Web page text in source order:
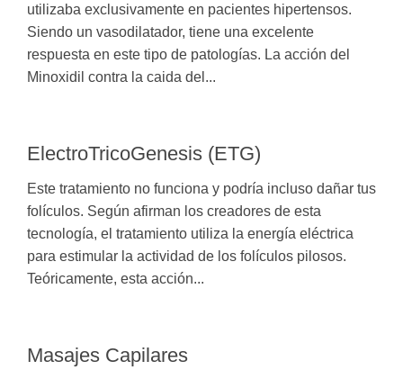
utilizaba exclusivamente en pacientes hipertensos.
Siendo un vasodilatador, tiene una excelente
respuesta en este tipo de patologías. La acción del
Minoxidil contra la caida del...
ElectroTricoGenesis (ETG)
Este tratamiento no funciona y podría incluso dañar tus
folículos. Según afirman los creadores de esta
tecnología, el tratamiento utiliza la energía eléctrica
para estimular la actividad de los folículos pilosos.
Teóricamente, esta acción...
Masajes Capilares